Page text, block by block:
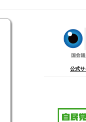
公式サ